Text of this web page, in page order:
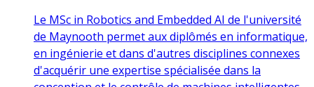
Le MSc in Robotics and Embedded AI de l'université
de Maynooth permet aux diplômés en informatique,
en ingénierie et dans d'autres disciplines connexes
d'acquérir une expertise spécialisée dans la